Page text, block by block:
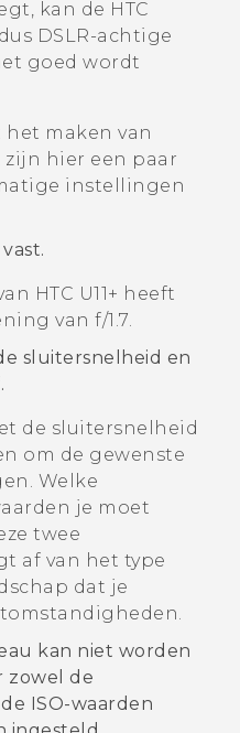
kan de HTC
DSLR-achtige
goed wordt
maken van
zijn hier een paar
instellingen
HTC U11‍+ heeft
van f/1.7.
sluitersnelheid en
de sluitersnelheid
om de gewenste
Welke
je moet
twee
af van het type
dat je
kan niet worden
zowel de
ISO-waarden